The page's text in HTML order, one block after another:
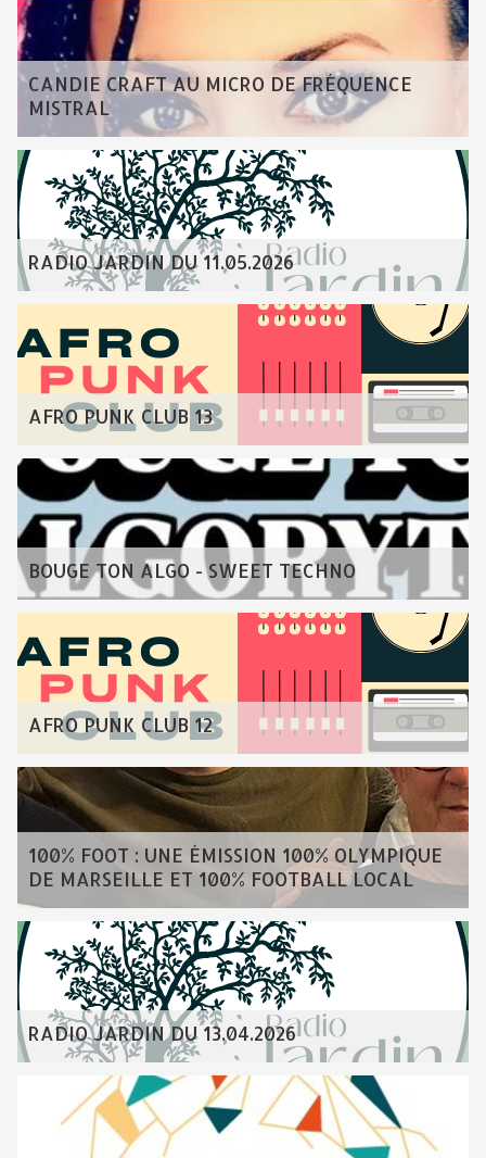
CANDIE CRAFT AU MICRO DE FRÉQUENCE
MISTRAL
RADIO JARDIN DU 11.05.2026
AFRO PUNK CLUB 13
BOUGE TON ALGO - SWEET TECHNO
AFRO PUNK CLUB 12
100% FOOT : UNE ÉMISSION 100% OLYMPIQUE
DE MARSEILLE ET 100% FOOTBALL LOCAL
RADIO JARDIN DU 13.04.2026